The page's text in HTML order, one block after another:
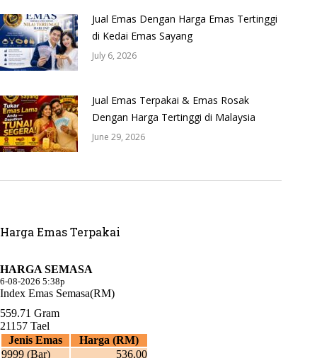
Jual Emas Dengan Harga Emas Tertinggi
di Kedai Emas Sayang
July 6, 2026
Jual Emas Terpakai & Emas Rosak
Dengan Harga Tertinggi di Malaysia
June 29, 2026
Harga Emas Terpakai